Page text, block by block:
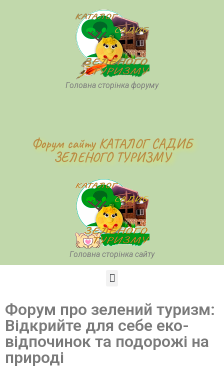
Головна сторінка форуму
Форум сайту КАТАЛОГ САДИБ
ЗЕЛЕНОГО ТУРИЗМУ
Головна сторінка сайту
Форум про зелений туризм:
Відкрийте для себе еко-
відпочинок та подорожі на
природі